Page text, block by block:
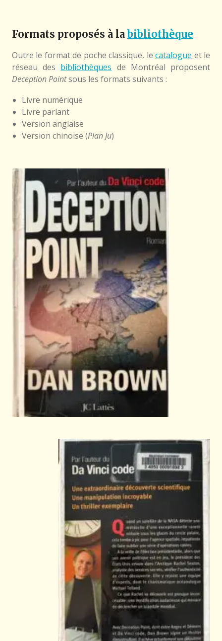
Formats proposés à labibliothèque
Outre le format de poche classique, lecatalogue et le
réseau des bibliothèques de Montréal proposent
Deception Pointsous les formats suivants :
Livre numérique
Livre parlant
Version anglaise
Version chinoise (Plan Ju)